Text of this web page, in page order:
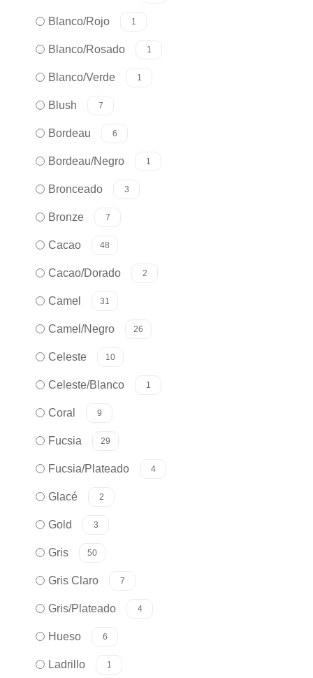
Blanco/Rojo 1
Blanco/Rosado 1
Blanco/Verde 1
Blush 7
Bordeau 6
Bordeau/Negro 1
Bronceado 3
Bronze 7
Cacao 48
Cacao/Dorado 2
Camel 31
Camel/Negro 26
Celeste 10
Celeste/Blanco 1
Coral 9
Fucsia 29
Fucsia/Plateado 4
Glacé 2
Gold 3
Gris 50
Gris Claro 7
Gris/Plateado 4
Hueso 6
Ladrillo 1